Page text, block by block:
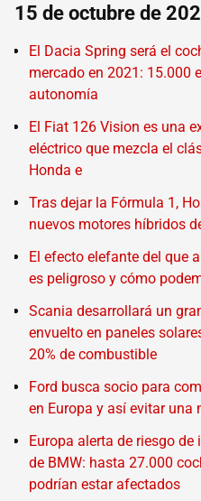
15 de octubre de
El Dacia Spring será el
mercado en 2021: 15.000
autonomía
El Fiat 126 Vision es una
eléctrico que mezcla el
Honda e
Tras dejar la Fórmula 1,
nuevos motores híbridos
El efecto elefante del que
es peligroso y cómo
Scania desarrollará un
envuelto en paneles
20% de combustible
Ford busca socio para
en Europa y así evitar una
Europa alerta de riesgo
de BMW: hasta 27.000
podrían estar afectados